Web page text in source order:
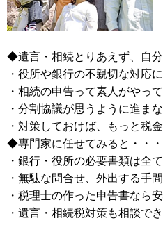
◆遺言・相続とりあえず、自分
・役所や銀行の不親切な対応
・相続の申告って素人がやっ
・分割協議が思うように進ま
・対策しておけば、もっと税
◆専門家に任せてみると・・・
・銀行・役所の必要書類は全
・無駄な問合せ、外出する手
・税理士の作った申告書なら安
・遺言・相続税対策も相談でき